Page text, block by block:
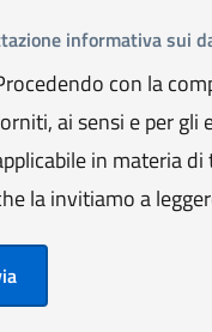
informativa sui
con la
ai sensi e per
in materia
la invitiamo a